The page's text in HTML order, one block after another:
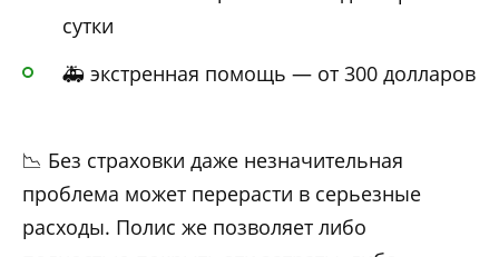
сутки
🚑 экстренная помощь — от 300 долларов
📉 Без страховки даже незначительная
проблема может перерасти в серьезные
расходы. Полис же позволяет либо